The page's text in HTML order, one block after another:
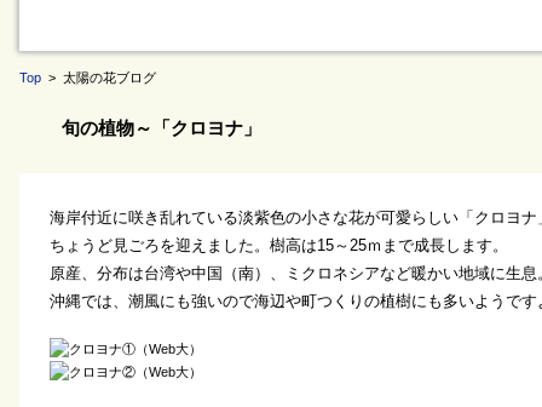
Top > 太陽の花ブログ
旬の植物～「クロヨナ」
海岸付近に咲き乱れている淡紫色の小さな花が可愛らしい「クロヨナ
ちょうど見ごろを迎えました。樹高は15～25ｍまで成長します。
原産、分布は台湾や中国（南）、ミクロネシアなど暖かい地域に生息
沖縄では、潮風にも強いので海辺や町つくりの植樹にも多いようです